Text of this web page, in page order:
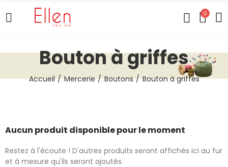
0
Bouton à griffes
Accueil Mercerie Boutons Bouton à griffes
Aucun produit disponible pour le moment
Restez à l'écoute ! D'autres produits seront affichés ici au fur
et à mesure qu'ils seront ajoutés.